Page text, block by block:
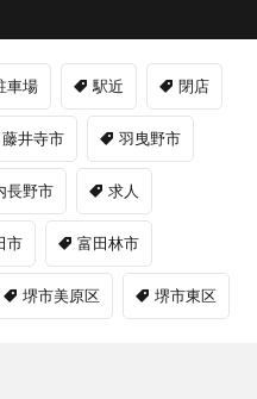
車場 駅近 閉店
藤井寺市 羽曳野市
長野市 求人
市 富田林市
堺市美原区 堺市東区